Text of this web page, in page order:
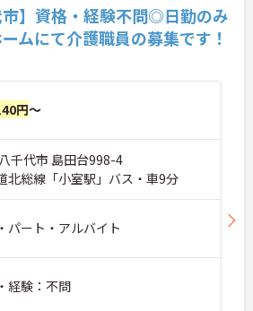
市】資格・経験不問◎日勤のみ
ムにて介護職員の募集です！
円～
千代市 島田台998-4
北総線「小室駅」バス・車9分
パート・アルバイト
経験：不問